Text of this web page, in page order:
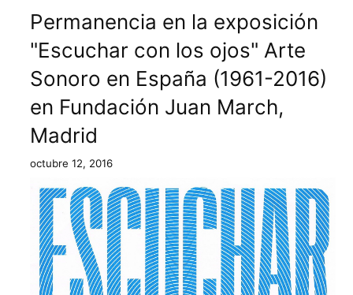
Permanencia en la exposición
"Escuchar con los ojos" Arte
Sonoro en España (1961-2016)
en Fundación Juan March,
Madrid
octubre 12, 2016